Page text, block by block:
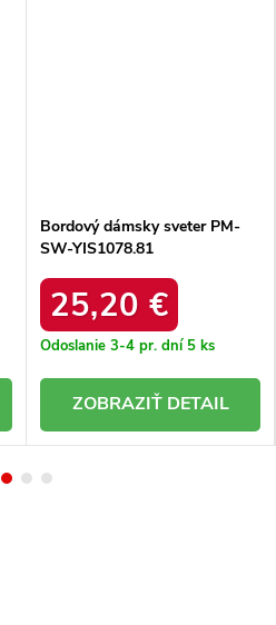
Bordový dámsky sveter PM-
SW-YIS1078.81
25,20 €
Odoslanie 3-4 pr. dní 5 ks
DETAIL